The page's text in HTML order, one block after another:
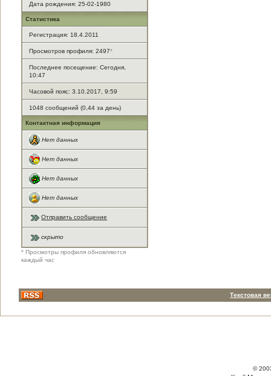
Дата рождения: 25-02-1980
Статистика
Регистрация: 18.4.2011
Просмотров профиля: 2497*
Последнее посещение: Сегодня,
10:47
Часовой пояс: 3.10.2017, 9:59
1048 сообщений (0,44 за день)
Контактная информация
Нет данных
Нет данных
Нет данных
Нет данных
Отправить сообщение
скрыто
* Просмотры профиля обновляются
каждый час
Текстовая
©